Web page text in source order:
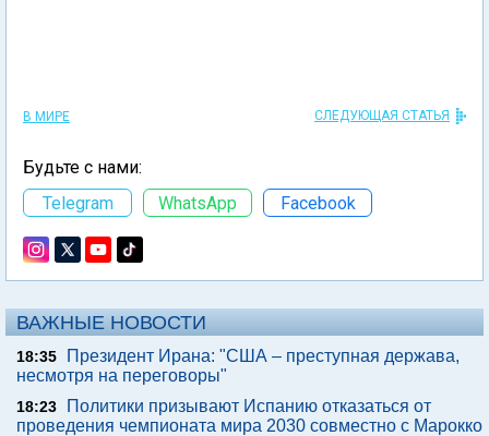
В МИРЕ СЛЕДУЮЩАЯ СТАТЬЯ
Будьте с нами:
Telegram
WhatsApp Facebook
ВАЖНЫЕ НОВОСТИ
18:35
Президент Ирана: "США – преступная держава,
несмотря на переговоры"
18:23
Политики призывают Испанию отказаться от
проведения чемпионата мира 2030 совместно с Марокко